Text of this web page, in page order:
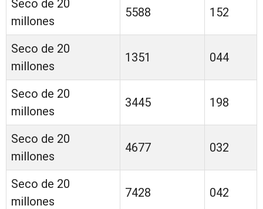
Seco de 20
millones
5588 152
Seco de 20
millones
1351 044
Seco de 20
millones
3445 198
Seco de 20
millones
4677 032
Seco de 20
millones
7428 042